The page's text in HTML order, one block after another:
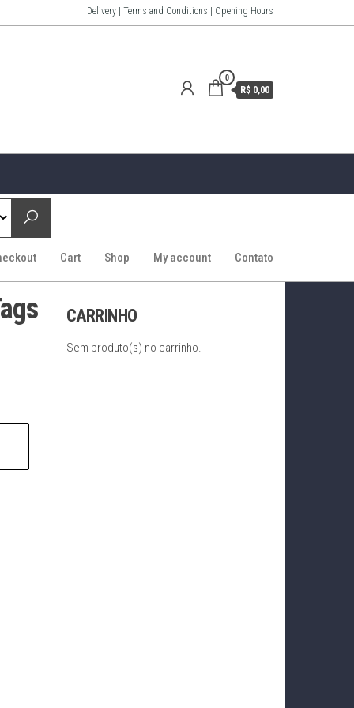
Delivery | Terms and Conditions | Opening Hours
0
R$ 0,00
Cart Shop My account Contato
CARRINHO
Sem produto(s) no carrinho.